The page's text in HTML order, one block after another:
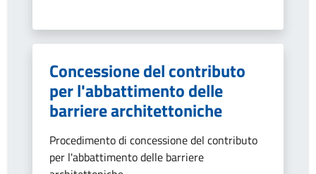
Concessione del contributo
per l'abbattimento delle
barriere architettoniche
Procedimento di concessione del contributo
per l'abbattimento delle barriere